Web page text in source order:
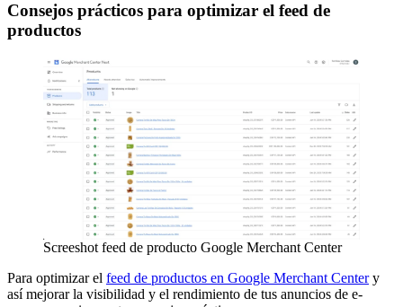
Consejos prácticos para optimizar el feed de
productos
Screeshot feed de producto Google Merchant Center
Para optimizar el feed de productos en Google Merchant Centery
así mejorar la visibilidad y el rendimiento de tus anuncios de e-